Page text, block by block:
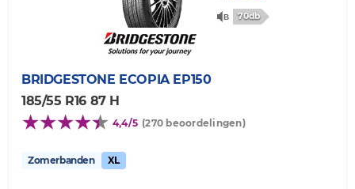
70db
BRIDGESTONE ECOPIA EP150
185/55 R16 87 H
4,4/5 (270 beoordelingen)
Zomerbanden XL